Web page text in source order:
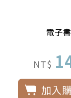
電子書
NT$
加入